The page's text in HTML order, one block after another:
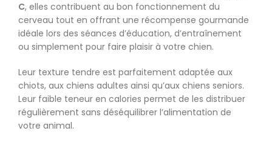
C, elles contribuent au bon fonctionnement du
cerveau tout en offrant une récompense gourmande
idéale lors des séances d’éducation, d’entraînement
ou simplement pour faire plaisir à votre chien.
Leur texture tendre est parfaitement adaptée aux
chiots, aux chiens adultes ainsi qu’aux chiens seniors.
Leur faible teneur en calories permet de les distribuer
régulièrement sans déséquilibrer l’alimentation de
votre animal.